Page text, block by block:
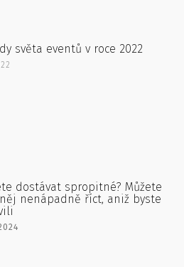
světa eventů v roce 2022
dostávat spropitné? Můžete
nenápadně říct, aniž byste